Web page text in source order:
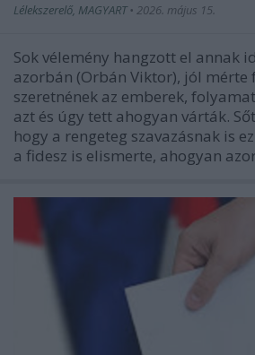
Lélekszerelő, MAGYART • 2026. május 15.
Sok vélemény hangzott el annak
azorbán (Orbán Viktor), jól mérte
szeretnének az emberek,
azt és úgy tett ahogyan várták.
hogy a rengeteg szavazásnak is
a fidesz is elismerte, ahogyan